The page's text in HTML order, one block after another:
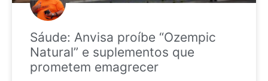
Sáude: Anvisa proíbe “Ozempic
Natural” e suplementos que
prometem emagrecer